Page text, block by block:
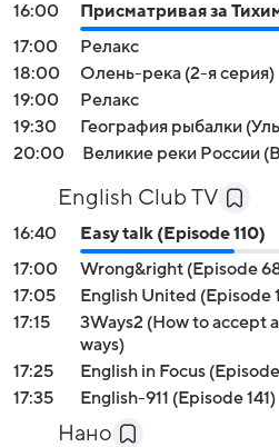
16:00
Присматривая за
17:00
Релакс
18:00
Олень-река (2-я серия)
19:00
Релакс
19:30
География рыбалки
20:00
Великие реки России
English Club TV
16:40
Easy talk (Episode 110)
17:00
Wrong&right (Episode
17:05
English United (Episode
17:15
3Ways2 (How to accept
ways)
17:25
English in Focus
17:35
English-911 (Episode 141)
Нано